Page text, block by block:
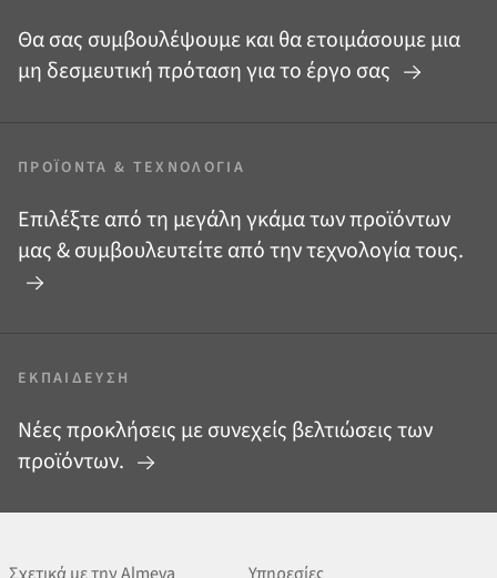
Θα σας συμβουλέψουμε και θα ετοιμάσουμε μια
μη δεσμευτική πρόταση για το έργο σας
ΠΡΟΪΌΝΤΑ & ΤΕΧΝΟΛΟΓΊΑ
Επιλέξτε από τη μεγάλη γκάμα των προϊόντων
μας&συμβουλευτείτε από την τεχνολογία τους.
ΕΚΠΑΊΔΕΥΣΗ
Νέες προκλήσεις με συνεχείς βελτιώσεις των
προϊόντων.